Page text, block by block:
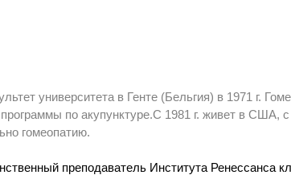
университета в Генте (Бельгия) в 1971 г.
по акупунктуре.С 1981 г. живет в США, с
гомеопатию.
преподаватель Института Ренессанса